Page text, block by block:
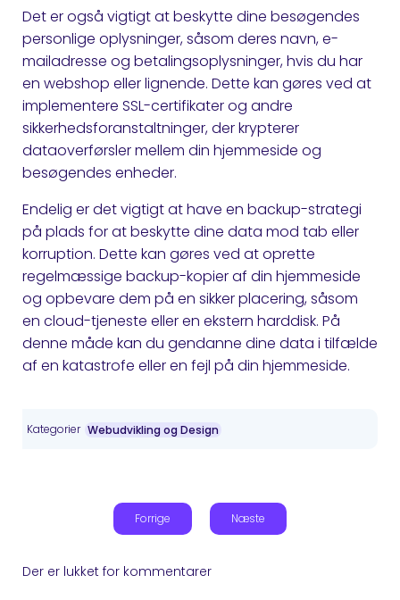
Det er også vigtigt at beskytte dine besøgendes
personlige oplysninger, såsom deres navn, e-
mailadresse og betalingsoplysninger, hvis du har
en webshop eller lignende. Dette kan gøres ved at
implementere SSL-certifikater og andre
sikkerhedsforanstaltninger, der krypterer
dataoverførsler mellem din hjemmeside og
besøgendes enheder.
Endelig er det vigtigt at have en backup-strategi
på plads for at beskytte dine data mod tab eller
korruption. Dette kan gøres ved at oprette
regelmæssige backup-kopier af din hjemmeside
og opbevare dem på en sikker placering, såsom
en cloud-tjeneste eller en ekstern harddisk. På
denne måde kan du gendanne dine data i tilfælde
af en katastrofe eller en fejl på din hjemmeside.
Kategorier Webudvikling og Design
Forrige Næste
Der er lukket for kommentarer